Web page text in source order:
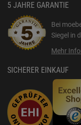
5 JAHRE GARANTIE
Bei
Siegel in
Mehr
SICHERER EINKAUF